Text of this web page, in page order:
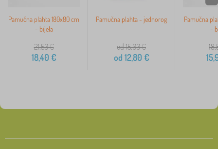
Pamučna plahta 180x80 cm
- bijela
21,50€
18,40 €
Pamučna plahta - jednorog
od 15,00€
od 12,80 €
Pamučna
-